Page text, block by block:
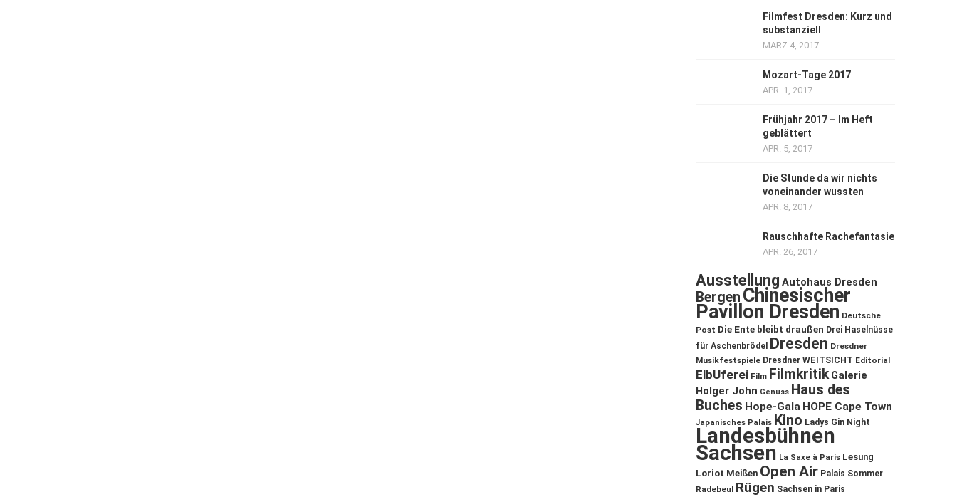
Filmfest Dresden: Kurz und
substanziell
MÄRZ 4, 2017
Mozart-Tage 2017
APR. 1, 2017
Frühjahr 2017 – Im Heft
geblättert
APR. 5, 2017
Die Stunde da wir nichts
voneinander wussten
APR. 8, 2017
Rauschhafte Rachefantasie
APR. 26, 2017
Ausstellung Autohaus Dresden
Bergen Chinesischer
Pavillon Dresden Deutsche
Post Die Ente bleibt draußen Drei Haselnüsse
für Aschenbrödel
Dresden Dresdner
Musikfestspiele Dresdner WEITSICHT Editorial
ElbUferei Film Filmkritik Galerie
Holger John Genuss Haus des
Buches Hope-Gala HOPE Cape Town
Japanisches Palais Kino Ladys Gin Night
Landesbühnen
Sachsen La Saxe à Paris Lesung
Loriot Meißen Open Air Palais Sommer
Radebeul Rügen Sachsen in Paris